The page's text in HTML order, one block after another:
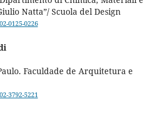
Natta”/ Scuola del Design
0125-0226
Faculdade de Arquitetura e
3792-5221